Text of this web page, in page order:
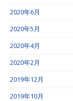
2020年6月
2020年5月
2020年4月
2020年2月
2019年12月
2019年10月